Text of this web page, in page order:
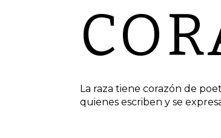
La raza tiene corazón de
quienes escriben y se